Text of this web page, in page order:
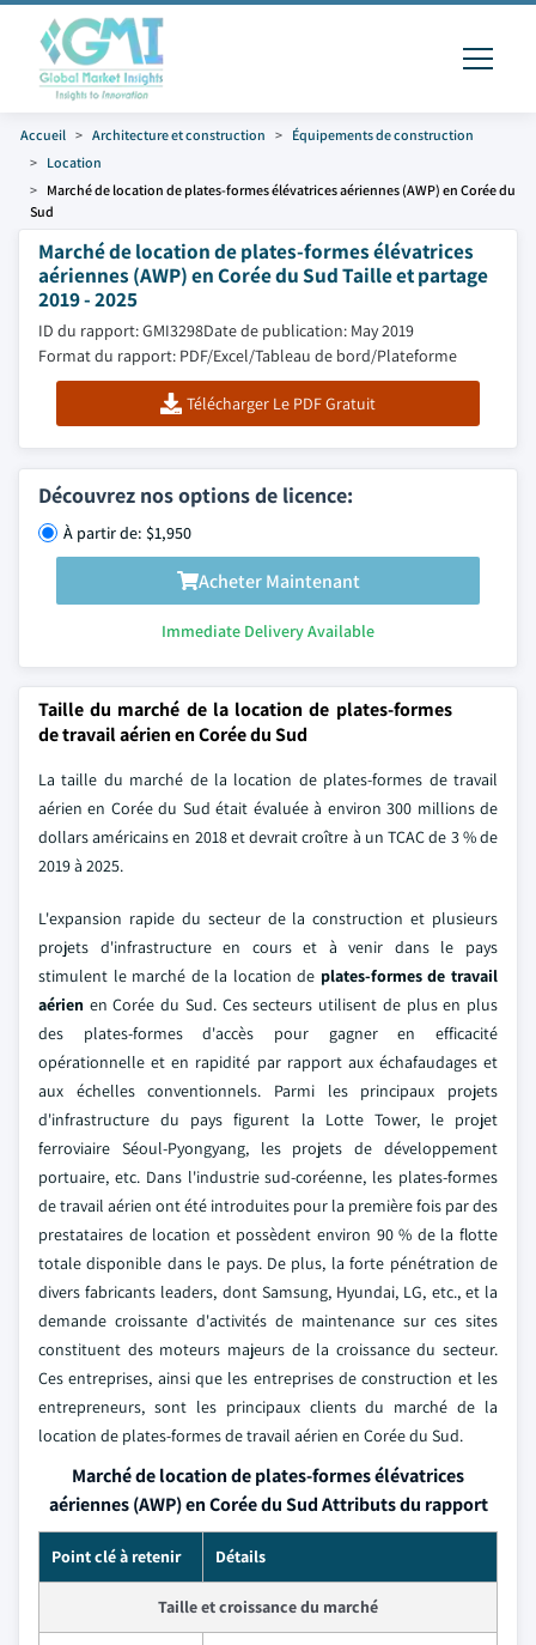
Accueil Architecture et construction
Équipements de construction
Location
Marché de location de plates-formes élévatrices aériennes (AWP) en Corée du
Sud
Marché de location de plates-formes élévatrices
aériennes (AWP) en Corée du Sud Taille et partage
2019 - 2025
ID du rapport: GMI3298Date de publication: May 2019
Format du rapport: PDF/Excel/Tableau de bord/Plateforme
Télécharger Le PDF Gratuit
Découvrez nos options de licence:
À partir de: $1,950
Acheter Maintenant
Immediate Delivery Available
Taille du marché de la location de plates-formes
de travail aérien en Corée du Sud
La taille du marché de la location de plates-formes de travail
aérien en Corée du Sud était évaluée à environ 300 millions de
dollars américains en 2018 et devrait croître à un TCAC de 3 % de
2019 à 2025.
L'expansion rapide du secteur de la construction et plusieurs
projets d'infrastructure en cours et à venir dans le pays
stimulent le marché de la location de plates-formes de travail
aérien en Corée du Sud. Ces secteurs utilisent de plus en plus
des plates-formes d'accès pour gagner en efficacité
opérationnelle et en rapidité par rapport aux échafaudages et
aux échelles conventionnels. Parmi les principaux projets
d'infrastructure du pays figurent la Lotte Tower, le projet
ferroviaire Séoul-Pyongyang, les projets de développement
portuaire, etc. Dans l'industrie sud-coréenne, les plates-formes
de travail aérien ont été introduites pour la première fois par des
prestataires de location et possèdent environ 90 % de la flotte
totale disponible dans le pays. De plus, la forte pénétration de
divers fabricants leaders, dont Samsung, Hyundai, LG, etc., et la
demande croissante d'activités de maintenance sur ces sites
constituent des moteurs majeurs de la croissance du secteur.
Ces entreprises, ainsi que les entreprises de construction et les
entrepreneurs, sont les principaux clients du marché de la
location de plates-formes de travail aérien en Corée du Sud.
Marché de location de plates-formes élévatrices
aériennes (AWP) en Corée du Sud Attributs du rapport
Point clé à retenir Détails
Taille et croissance du marché